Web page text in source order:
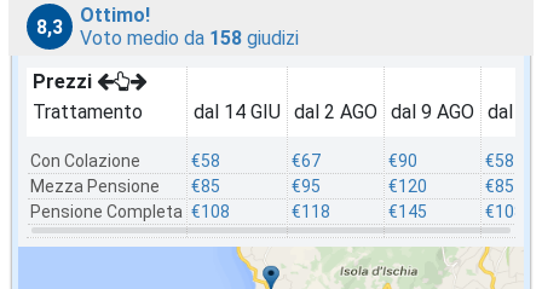
8,3
Ottimo!
Voto medio da 158 giudizi
Prezzi
Trattamento
Con Colazione
Mezza Pensione
Pensione Completa
dal 14 GIU
€58
€85
€108
dal 2 AGO
€67
€95
€118
dal 9 AGO
€90
€120
€145
dal 30
€58
€85
€108